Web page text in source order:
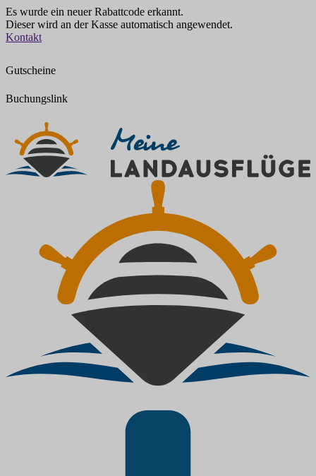
Es wurde ein neuer Rabattcode erkannt.
Dieser wird an der Kasse automatisch angewendet.
Zum
Kontakt
Gutscheine
Buchungslink